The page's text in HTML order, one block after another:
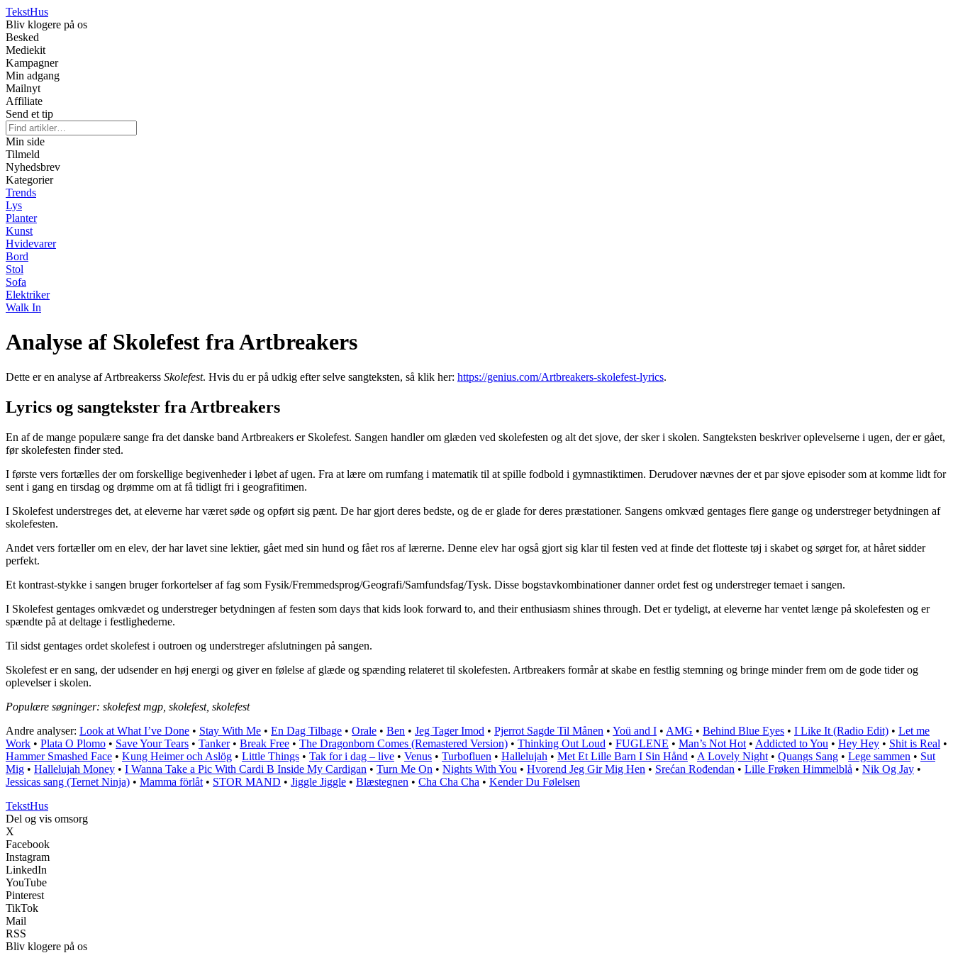
TekstHus
Bliv klogere på os
Besked
Mediekit
Kampagner
Min adgang
Mailnyt
Affiliate
Send et tip
Min side
Tilmeld
Nyhedsbrev
Kategorier
Trends
Lys
Planter
Kunst
Hvidevarer
Bord
Stol
Sofa
Elektriker
Walk In
Analyse af Skolefest fra Artbreakers
Dette er en analyse af Artbreakerss Skolefest. Hvis du er på udkig efter selve sangteksten, så klik her: https://genius.com/Artbreakers-skolefest-lyrics.
Lyrics og sangtekster fra Artbreakers
En af de mange populære sange fra det danske band Artbreakers er Skolefest. Sangen handler om glæden ved skolefesten og alt det sjove, der sker i skolen. Sangteksten beskriver oplevelserne i ugen, der er gået,
før skolefesten finder sted.
I første vers fortælles der om forskellige begivenheder i løbet af ugen. Fra at lære om rumfang i matematik til at spille fodbold i gymnastiktimen. Derudover nævnes der et par sjove episoder som at komme lidt for
sent i gang en tirsdag og drømme om at få tidligt fri i geografitimen.
I Skolefest understreges det, at eleverne har været søde og opført sig pænt. De har gjort deres bedste, og de er glade for deres præstationer. Sangens omkvæd gentages flere gange og understreger betydningen af
skolefesten.
Andet vers fortæller om en elev, der har lavet sine lektier, gået med sin hund og fået ros af lærerne. Denne elev har også gjort sig klar til festen ved at finde det flotteste tøj i skabet og sørget for, at håret sidder
perfekt.
Et kontrast-stykke i sangen bruger forkortelser af fag som Fysik/Fremmedsprog/Geografi/Samfundsfag/Tysk. Disse bogstavkombinationer danner ordet fest og understreger temaet i sangen.
I Skolefest gentages omkvædet og understreger betydningen af festen som days that kids look forward to, and their enthusiasm shines through. Det er tydeligt, at eleverne har ventet længe på skolefesten og er
spændte på at deltage i festlighederne.
Til sidst gentages ordet skolefest i outroen og understreger afslutningen på sangen.
Skolefest er en sang, der udsender en høj energi og giver en følelse af glæde og spænding relateret til skolefesten. Artbreakers formår at skabe en festlig stemning og bringe minder frem om de gode tider og
oplevelser i skolen.
Populære søgninger: skolefest mgp, skolefest, skolefest
Andre analyser: Look at What I’ve Done • Stay With Me • En Dag Tilbage • Orale • Ben • Jeg Tager Imod • Pjerrot Sagde Til Månen • Yoü and I • AMG • Behind Blue Eyes • I Like It (Radio Edit) • Let me
Work • Plata O Plomo • Save Your Tears • Tanker• Break Free • The Dragonborn Comes (Remastered Version) • Thinking Out Loud • FUGLENE • Man’s Not Hot • Addicted to You • Hey Hey • Shit is Real •
Hammer Smashed Face • Kung Heimer och Aslög • Little Things • Tak for i dag – live • Venus • Turbofluen • Hallelujah • Met Et Lille Barn I Sin Hånd • A Lovely Night • Quangs Sang • Lege sammen • Sut
Mig • Hallelujah Money • I Wanna Take a Pic With Cardi B Inside My Cardigan • Turn Me On • Nights With You • Hvorend Jeg Gir Mig Hen • Srećan Rođendan • Lille Frøken Himmelblå • Nik Og Jay •
Jessicas sang (Ternet Ninja) • Mamma förlåt • STOR MAND • Jiggle Jiggle • Blæstegnen • Cha Cha Cha • Kender Du Følelsen
TekstHus
Del og vis omsorg
X
Facebook
Instagram
LinkedIn
YouTube
Pinterest
TikTok
Mail
RSS
Bliv klogere på os